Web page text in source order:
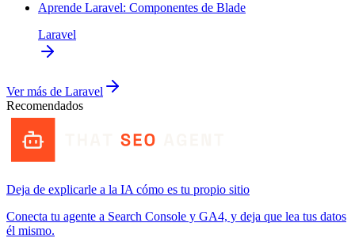
Aprende Laravel: Componentes de Blade
Laravel
Ver más de Laravel
Recomendados
Deja de explicarle a la IA cómo es tu propio sitio
Conecta tu agente a Search Console y GA4, y deja que lea tus datos
él mismo.